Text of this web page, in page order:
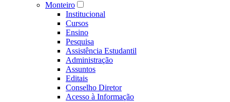
Monteiro
Institucional
Cursos
Ensino
Pesquisa
Assistência Estudantil
Administração
Assuntos
Editais
Conselho Diretor
Acesso à Informação